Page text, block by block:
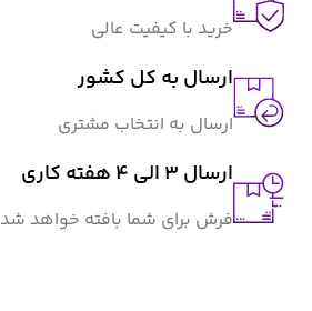
خرید با کیفیت عالی
ارسال به کل کشور
ارسال به انتخاب مشتری
ارسال 3 الی 4 هفته کاری
فرش برای شما بافته خواهد شد